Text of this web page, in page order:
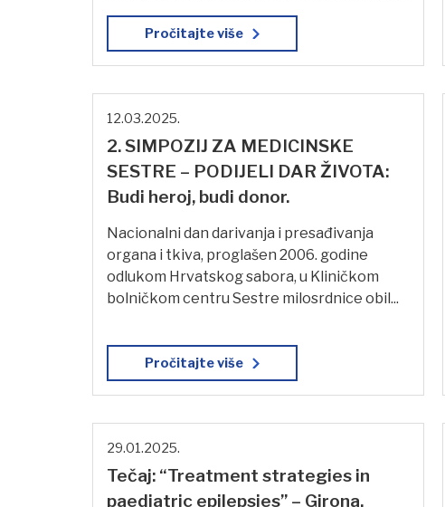
Pročitajte više
12.03.2025.
2. SIMPOZIJ ZA MEDICINSKE
SESTRE – PODIJELI DAR ŽIVOTA:
Budi heroj, budi donor.
Nacionalni dan darivanja i presađivanja
organa i tkiva, proglašen 2006. godine
odlukom Hrvatskog sabora, u Kliničkom
bolničkom centru Sestre milosrdnice obil...
Pročitajte više
29.01.2025.
Tečaj: “Treatment strategies in
paediatric epilepsies” – Girona,